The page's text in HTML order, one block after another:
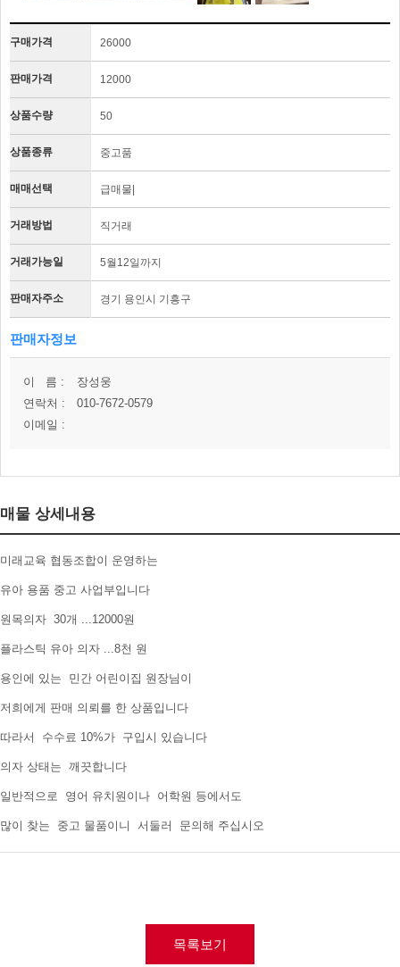
구매가격 26000
판매가격 12000
상품수량 50
상품종류 중고품
매매선택 급매물|
거래방법 직거래
거래가능일 5월12일까지
판매자주소 경기 용인시 기흥구
판매자정보
이 름 :
장성웅
연락처 :
010-7672-0579
이메일 :
매물 상세내용
미래교육 협동조합이 운영하는
유아 용품 중고 사업부입니다
원목의자 30개 ...12000원
플라스틱 유아 의자 ...8천 원
용인에 있는 민간 어린이집 원장님이
저희에게 판매 의뢰를 한 상품입니다
따라서 수수료 10%가 구입시 있습니다
의자 상태는 깨끗합니다
일반적으로 영어 유치원이나 어학원 등에서도
많이 찾는 중고 물품이니 서둘러 문의해 주십시오
목록보기